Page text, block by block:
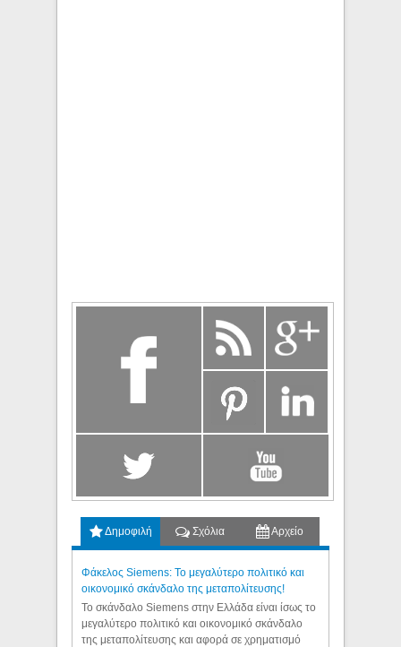
Δημοφιλή Σχόλια Αρχείο
Φάκελος Siemens: Το μεγαλύτερο πολιτικό και
οικονομικό σκάνδαλο της μεταπολίτευσης!
Το σκάνδαλο Siemens στην Ελλάδα είναι ίσως το
μεγαλύτερο πολιτικό και οικονομικό σκάνδαλο
της μεταπολίτευσης και αφορά σε χρηματισμό